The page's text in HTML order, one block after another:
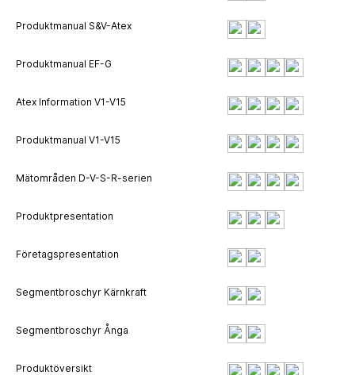
Produktmanual S&V-Atex
Produktmanual EF-G
Atex Information V1-V15
Produktmanual V1-V15
Mätområden D-V-S-R-serien
Produktpresentation
Företagspresentation
Segmentbroschyr Kärnkraft
Segmentbroschyr Ånga
Produktöversikt